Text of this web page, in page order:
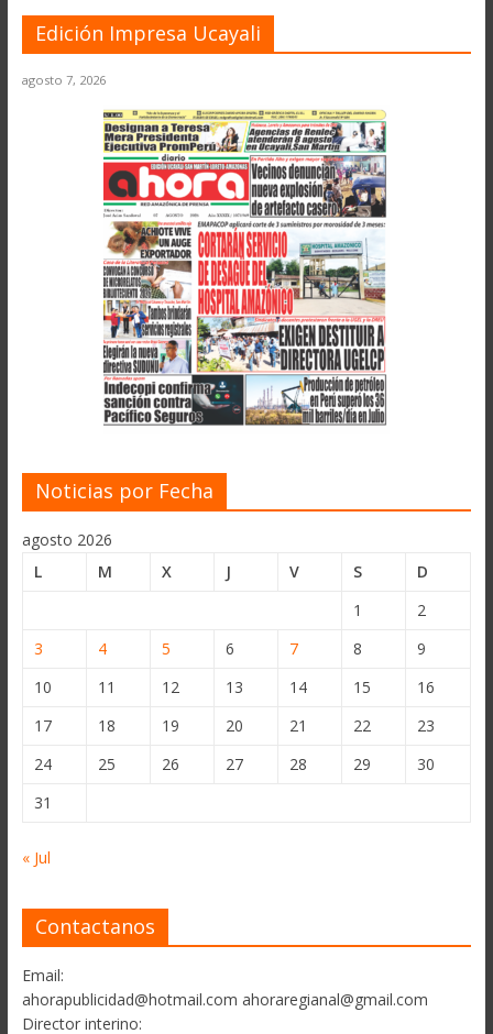
Edición Impresa Ucayali
agosto 7, 2026
Noticias por Fecha
agosto 2026
L
M X J V S
D
1
2
3
4 5 6 7 8
9
10
11 12 13 14 15
16
17
18 19 20 21 22
23
24
25 26 27 28 29
30
31
« Jul
Contactanos
Email:
ahorapublicidad@hotmail.com ahoraregianal@gmail.com
Director interino: